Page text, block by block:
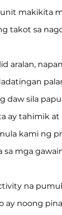
makikita
takot sa
aralan,
daw sila
ay tahimik at
kami ng
sa mga
na
ay noong